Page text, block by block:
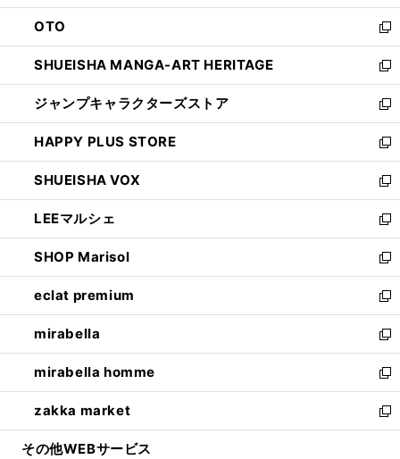
ウ
で
開
く
ン
ド
ウ
で
開
く
OTO
新
し
い
ウ
ィ
ン
ド
ウ
で
開
く
SHUEISHA MANGA-ART HERITAGE
新
し
い
ウ
ィ
ン
ド
ウ
で
開
く
ジャンプキャラクターズストア
新
し
い
ウ
ィ
ン
ド
ウ
で
開
く
HAPPY PLUS STORE
新
し
い
ウ
ィ
ン
ド
ウ
で
開
く
SHUEISHA VOX
新
し
い
ウ
ィ
ン
ド
ウ
で
開
く
LEEマルシェ
新
し
い
ウ
ィ
ン
ド
ウ
で
開
く
SHOP Marisol
新
し
い
ウ
ィ
ン
ド
ウ
で
開
eclat premium
新
し
い
ウ
ィ
ン
ド
ウ
mirabella
新
し
い
ウ
ィ
ン
mirabella homme
新
し
い
ウ
zakka market
新
し
その他WEBサービス